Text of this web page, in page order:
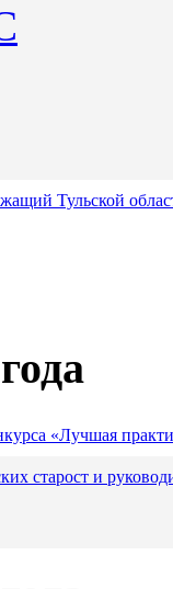
Тульской
«Лучшая
старост и